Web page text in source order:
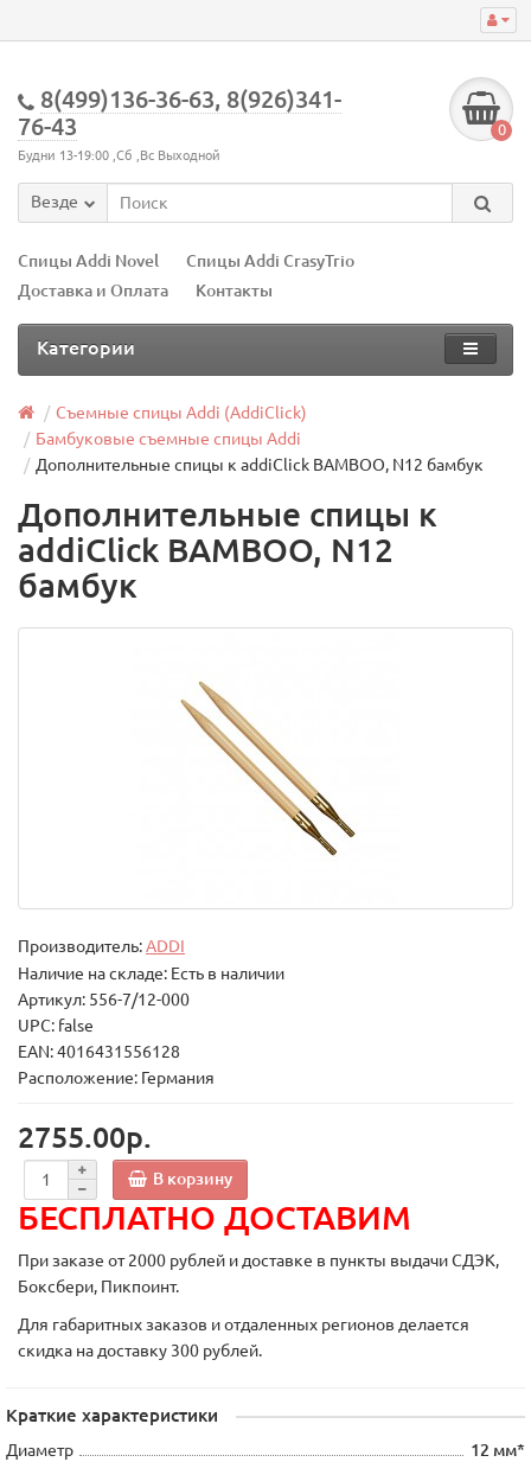
8(499)136-36-63, 8(926)341-
76-43
Будни 13-19:00 ,Сб ,Вс Выходной
0
Везде
Спицы Addi Novel
Спицы Addi CrasyTrio
Доставка и Оплата
Контакты
Категории
Съемные спицы Addi (AddiClick)
Бамбуковые съемные спицы Addi
Дополнительные спицы к addiClick BAMBOO, N12 бамбук
Дополнительные спицы к
addiClick BAMBOO, N12
бамбук
Производитель:ADDI
Наличие на складе: Есть в наличии
Артикул: 556-7/12-000
UPC: false
EAN: 4016431556128
Расположение: Германия
2755.00р.
В корзину
БЕСПЛАТНО ДОСТАВИМ
При заказе от 2000 рублей и доставке в пункты выдачи СДЭК,
Боксбери, Пикпоинт.
Для габаритных заказов и отдаленных регионов делается
скидка на доставку 300 рублей.
Краткие характеристики
Диаметр
12 мм*